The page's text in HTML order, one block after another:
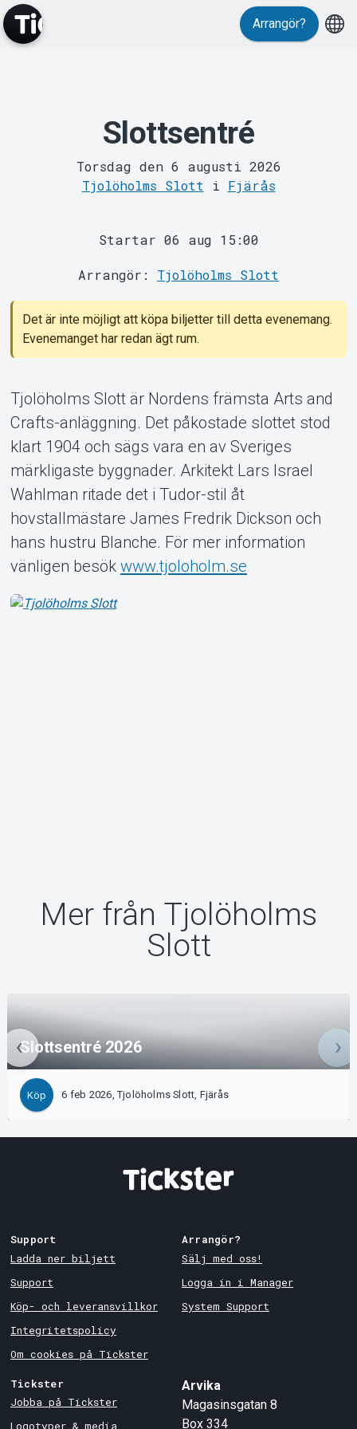
MyTickster
Support
Om Tickster
Arrangör?
Slottsentré
Torsdag den 6 augusti 2026
Tjolöholms Slott i Fjärås
Startar 06 aug 15:00
Arrangör: Tjolöholms Slott
Det är inte möjligt att köpa biljetter till detta evenemang.
Evenemanget har redan ägt rum.
Tjolöholms Slott är Nordens främsta Arts and
Crafts-anläggning. Det påkostade slottet stod
klart 1904 och sägs vara en av Sveriges
märkligaste byggnader. Arkitekt Lars Israel
Wahlman ritade det i Tudor-stil åt
hovstallmästare James Fredrik Dickson och
hans hustru Blanche. För mer information
vänligen besök www.tjoloholm.se
Mer från Tjolöholms
Slott
Slottsentré 2026
Köp 6 feb 2026, Tjolöholms Slott, Fjärås
Support
Ladda ner biljett
Support
Köp- och leveransvillkor
Integritetspolicy
Om cookies på Tickster
Arrangör?
Sälj med oss!
Logga in i Manager
System Support
Tickster
Jobba på Tickster
Logotyper & media
Arvika
Magasinsgatan 8
Box 334